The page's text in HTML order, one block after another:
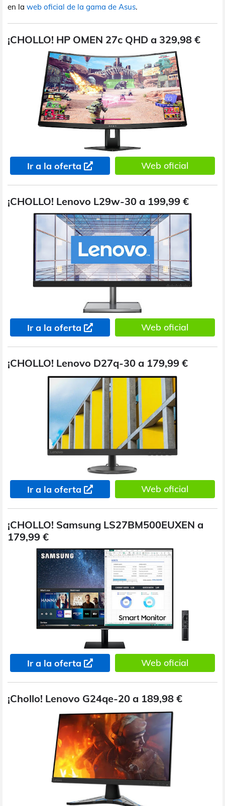
en la web oficial de la gama de Asus.
¡CHOLLO! HP OMEN 27c QHD a 329,98 €
Ir a la oferta Web oficial
¡CHOLLO! Lenovo L29w-30 a 199,99 €
Ir a la oferta Web oficial
¡CHOLLO! Lenovo D27q-30 a 179,99 €
Ir a la oferta Web oficial
¡CHOLLO! Samsung LS27BM500EUXEN a
179,99 €
Ir a la oferta Web oficial
¡Chollo! Lenovo G24qe-20 a 189,98 €